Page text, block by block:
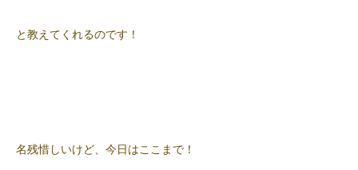
と教えてくれるのです！
名残惜しいけど、今日はここまで！